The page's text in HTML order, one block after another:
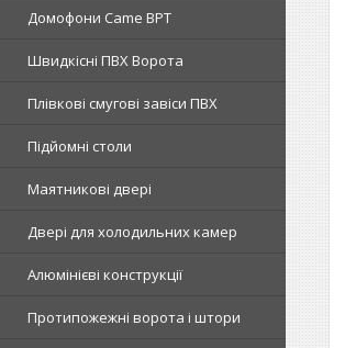
Домофони Came BPT
Швидкісні ПВХ Ворота
Плівкові смугові завіси ПВХ
Підйомні столи
Маятникові двері
Двері для холодильних камер
Алюмінієві конструкції
Протипожежні ворота і штори